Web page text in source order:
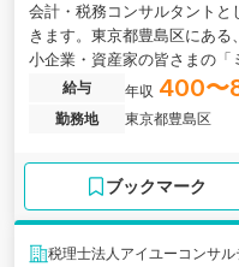
会計・税務コンサルタント
きます。東京都豊島区にある
小企業・資産家の皆さまの「
ームの求人です。
給与 年収 400〜
勤務地
東京都豊島区
ブックマーク
税理士法人アイユーコンサ